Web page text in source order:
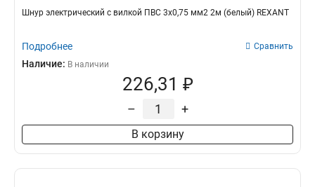
Шнур электрический с вилкой ПВС 3х0,75 мм2 2м (белый) REXANT
Подробнее Сравнить
Наличие: В наличии
226,31 ₽
– +
В корзину